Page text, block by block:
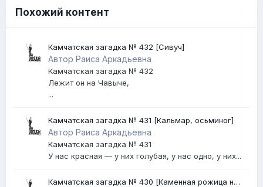
Похожий контент
Камчатская загадка № 432 [Сивуч]
Автор Раиса Аркадьевна
Камчатская загадка № 432
Лежит он на Чавыче,
...
Камчатская загадка № 431 [Кальмар, осьминог]
Автор Раиса Аркадьевна
Камчатская загадка № 431
У нас красная — у них голубая, у нас одно, у них...
Камчатская загадка № 430 [Каменная рожица на